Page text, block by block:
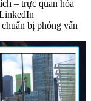
– trực quan hóa
bị phỏng vấn